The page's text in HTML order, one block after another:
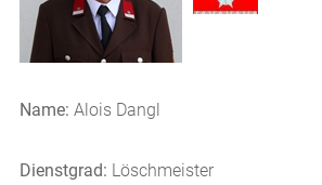
Name: Alois Dangl
Dienstgrad: Löschmeister